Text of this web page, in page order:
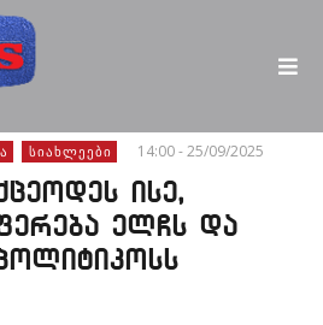
ᲡᲘᲐᲮᲚᲔᲔᲑᲘ 14:00 - 25/09/2025
ისე,
ელჩს და